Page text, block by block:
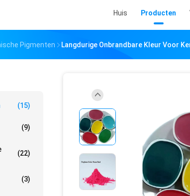
Huis Producten
Pigmenten Langdurige Onbrandbare Kleur Voor
(15)
(9)
(22)
(3)